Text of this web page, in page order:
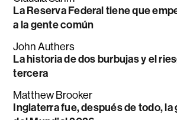
La Reserva Federal tiene que
a la gente común
John Authers
La historia de dos burbujas y el
tercera
Matthew Brooker
Inglaterra fue, después de todo, la